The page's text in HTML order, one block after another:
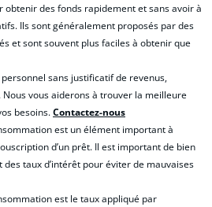
des fonds rapidement et sans avoir à
Ils sont généralement proposés par des
et sont souvent plus faciles à obtenir que
personnel sans justificatif de revenus,
Nous vous aiderons à trouver la meilleure
besoins.Contactez-nous
est un élément important à
d’un prêt. Il est important de bien
taux d’intérêt pour éviter de mauvaises
est le taux appliqué par